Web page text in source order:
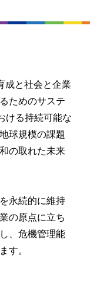
成と社会と企業
ためのサステ
ける持続可能な
球規模の課題
の取れた未来
永続的に維持
の原点に立ち
、危機管理能
す。